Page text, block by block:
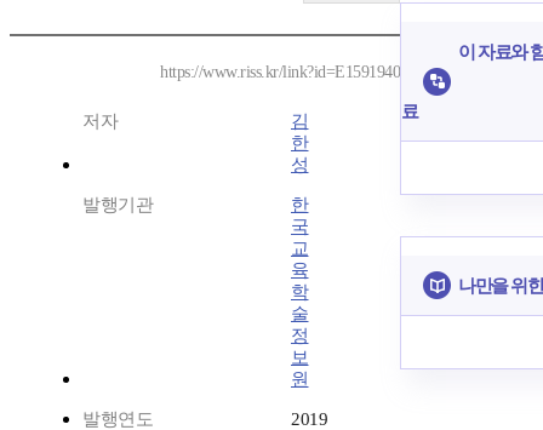
https://www.riss.kr/link?id=E1591940
저자
김
한
성
발행기관
한
국
교
육
학
술
정
보
원
발행연도
2019
이 자료와
료
나만을 위